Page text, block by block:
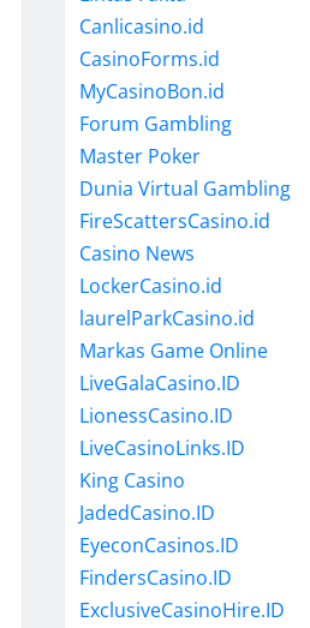
Canlicasino.id
CasinoForms.id
MyCasinoBon.id
Forum Gambling
Master Poker
Dunia Virtual Gambling
FireScattersCasino.id
Casino News
LockerCasino.id
laurelParkCasino.id
Markas Game Online
LiveGalaCasino.ID
LionessCasino.ID
LiveCasinoLinks.ID
King Casino
JadedCasino.ID
EyeconCasinos.ID
FindersCasino.ID
ExclusiveCasinoHire.ID